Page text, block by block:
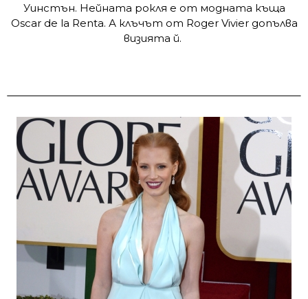
Уинстън. Нейната рокля е от модната къща
Oscar de la Renta. А клъчът от Roger Vivier допълва
визията й.